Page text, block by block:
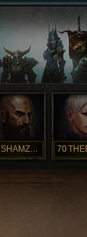
SHAMZAMSTER 70